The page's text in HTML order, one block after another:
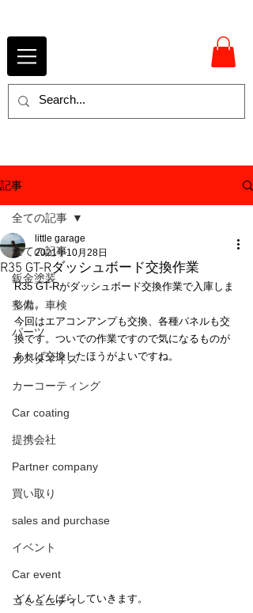
記事
全ての記事
鈑金塗装
整備、車検
パーツ
カスタマイズ
カーコーティング
Car coating
提携会社
Partner company
買い取り
sales and purchase
イベント
Car event
コミュニティ
全ての記事
R35 GT-Rダッシュボード交換作業
little garage
2021年10月28日
R35 GT-Rがダッシュボード交換作業で入庫しま
した。
今回はエアコンアンプも交換、各種パネルも交
換です。ついでの作業ですので気になるものが
あれば交換したほうがよいですね。
どんどんばらしていきます。